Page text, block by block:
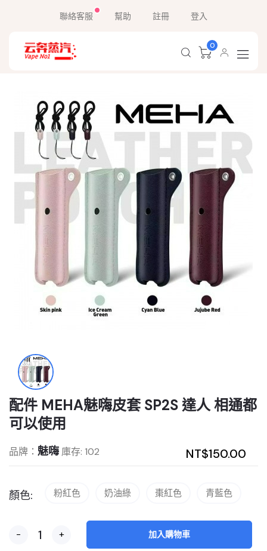
聯絡客服 幫助 註冊 登入
0
配件 MEHA魅嗨皮套 SP2S 達人 相通都
可以使用
品牌： 魅嗨 NT$150.00
庫存: 102
顏色: 粉紅色 奶油綠 棗紅色 青藍色
- + 加入購物車